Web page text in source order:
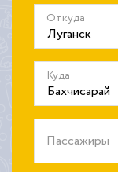
Откуда
Куда
Пассажиры